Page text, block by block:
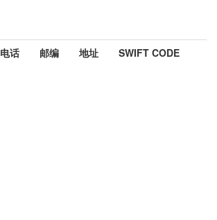
电话 邮编 地址 SWIFT CODE